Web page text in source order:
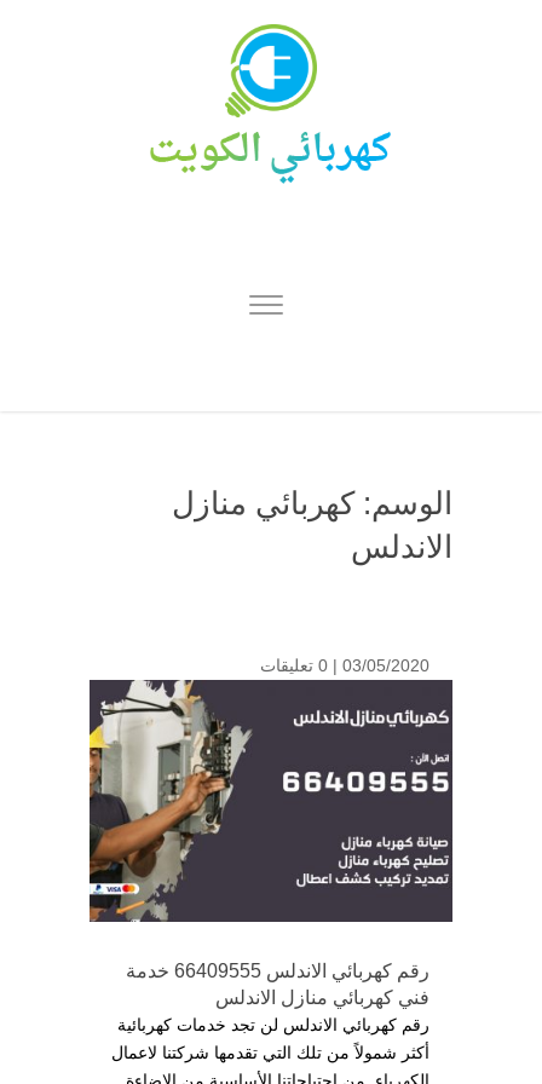
الوسم:كهربائي منازل
الاندلس
03/05/2020 | 0 تعليقات
رقم كهربائي الاندلس 66409555 خدمة
فني كهربائي منازل الاندلس
رقم كهربائي الاندلس لن تجد خدمات كهربائية
أكثر شمولاً من تلك التي تقدمها شركتنا لاعمال